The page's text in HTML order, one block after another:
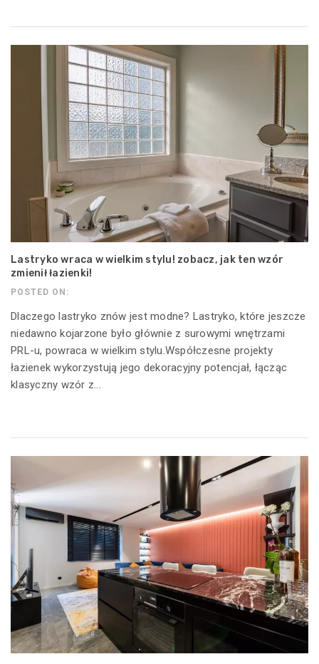
Lastryko wraca w wielkim stylu! zobacz, jak ten wzór
zmienił łazienki!
POSTED ON:
Dlaczego lastryko znów jest modne? Lastryko, które jeszcze
niedawno kojarzone było głównie z surowymi wnętrzami
PRL-u, powraca w wielkim stylu.Współczesne projekty
łazienek wykorzystują jego dekoracyjny potencjał, łącząc
klasyczny wzór z...